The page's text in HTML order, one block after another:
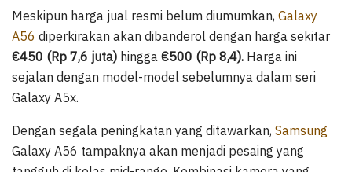
Meskipun harga jual resmi belum diumumkan, Galaxy
A56 diperkirakan akan dibanderol dengan harga sekitar
€450 (Rp 7,6 juta) hingga €500 (Rp 8,4). Harga ini
sejalan dengan model-model sebelumnya dalam seri
Galaxy A5x.
Dengan segala peningkatan yang ditawarkan, Samsung
Galaxy A56 tampaknya akan menjadi pesaing yang